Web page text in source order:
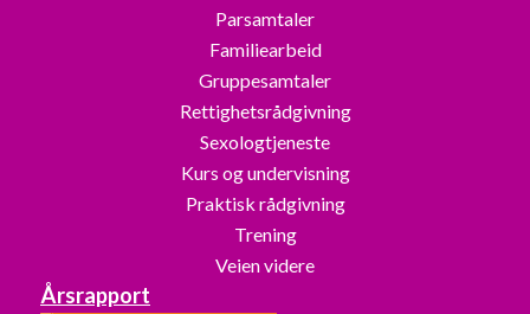
Parsamtaler
Familiearbeid
Gruppesamtaler
Rettighetsrådgivning
Sexologtjeneste
Kurs og undervisning
Praktisk rådgivning
Trening
Veien videre
Årsrapport